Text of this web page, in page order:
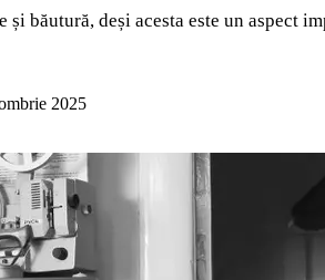
și băutură, deși acesta este un aspect
2025